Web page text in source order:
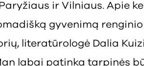
ir Vilniaus. Apie
gyvenimą
literatūrologė Dalia
labai patinka tarpinės